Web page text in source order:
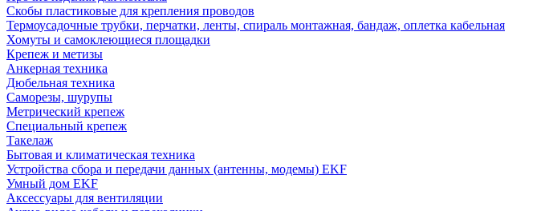
Скобы пластиковые для крепления проводов
Термоусадочные трубки, перчатки, ленты, спираль монтажная, бандаж, оплетка кабельная
Хомуты и самоклеющиеся площадки
Крепеж и метизы
Анкерная техника
Дюбельная техника
Саморезы, шурупы
Метрический крепеж
Специальный крепеж
Такелаж
Бытовая и климатическая техника
Устройства сбора и передачи данных (антенны, модемы) EKF
Умный дом EKF
Аксессуары для вентиляции